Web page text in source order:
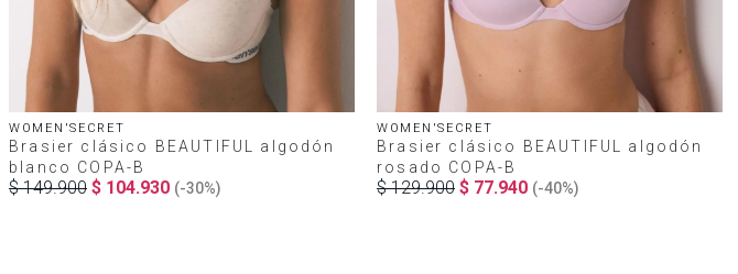
WOMEN'SECRET
Brasier clásico BEAUTIFUL algodón
blanco COPA-B
$ 149.900 $ 104.930 (-30%)
WOMEN'SECRET
Brasier clásico BEAUTIFUL algodón
rosado COPA-B
$ 129.900 $ 77.940 (-40%)